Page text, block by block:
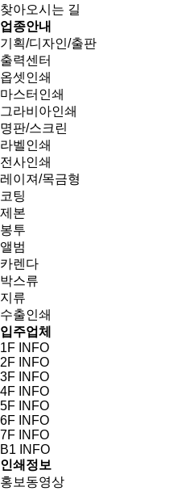
찾아오시는 길
업종안내
기획/디자인/출판
출력센터
옵셋인쇄
마스터인쇄
그라비아인쇄
명판/스크린
라벨인쇄
전사인쇄
레이져/목금형
코팅
제본
봉투
앨범
카렌다
박스류
지류
수출인쇄
입주업체
1F INFO
2F INFO
3F INFO
4F INFO
5F INFO
6F INFO
7F INFO
B1 INFO
인쇄정보
홍보동영상